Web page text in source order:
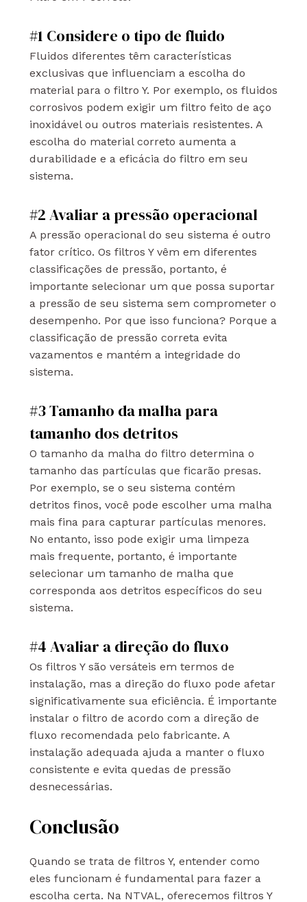
#1 Considere o tipo de fluido
Fluidos diferentes têm características
exclusivas que influenciam a escolha do
material para o filtro Y. Por exemplo, os fluidos
corrosivos podem exigir um filtro feito de aço
inoxidável ou outros materiais resistentes. A
escolha do material correto aumenta a
durabilidade e a eficácia do filtro em seu
sistema.
#2 Avaliar a pressão operacional
A pressão operacional do seu sistema é outro
fator crítico. Os filtros Y vêm em diferentes
classificações de pressão, portanto, é
importante selecionar um que possa suportar
a pressão de seu sistema sem comprometer o
desempenho. Por que isso funciona? Porque a
classificação de pressão correta evita
vazamentos e mantém a integridade do
sistema.
#3 Tamanho da malha para
tamanho dos detritos
O tamanho da malha do filtro determina o
tamanho das partículas que ficarão presas.
Por exemplo, se o seu sistema contém
detritos finos, você pode escolher uma malha
mais fina para capturar partículas menores.
No entanto, isso pode exigir uma limpeza
mais frequente, portanto, é importante
selecionar um tamanho de malha que
corresponda aos detritos específicos do seu
sistema.
#4 Avaliar a direção do fluxo
Os filtros Y são versáteis em termos de
instalação, mas a direção do fluxo pode afetar
significativamente sua eficiência. É importante
instalar o filtro de acordo com a direção de
fluxo recomendada pelo fabricante. A
instalação adequada ajuda a manter o fluxo
consistente e evita quedas de pressão
desnecessárias.
Conclusão
Quando se trata de filtros Y, entender como
eles funcionam é fundamental para fazer a
escolha certa. Na NTVAL, oferecemos filtros Y